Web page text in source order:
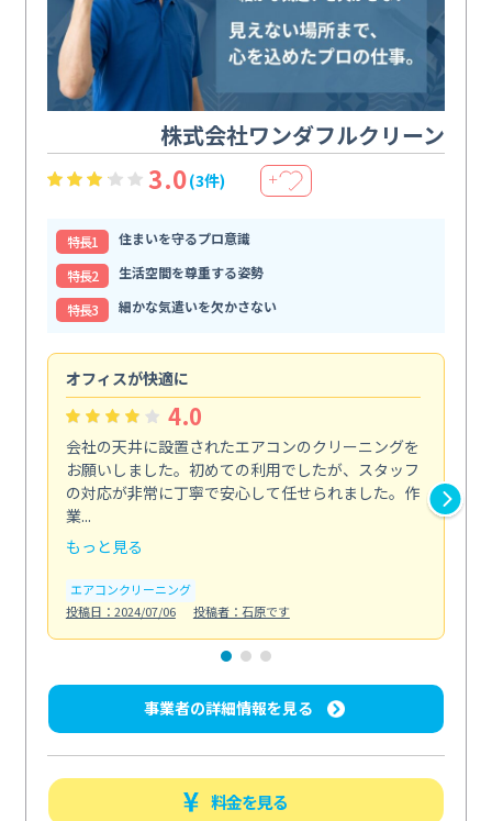
株式会社ワンダフルクリーン
3.0(3件) ＋
特⻑1
住まいを守るプロ意識
特⻑2
生活空間を尊重する姿勢
特⻑3
細かな気遣いを欠かさない
オフィスが快適に
4.0
会社の天井に設置されたエアコンのクリーニングを
お願いしました。初めての利用でしたが、スタッフ
の対応が非常に丁寧で安心して任せられました。作
業...
もっと見る
エアコンクリーニング
投稿日：2024/07/06
投稿者：石原です
事業者の詳細情報を見る
料金を見る